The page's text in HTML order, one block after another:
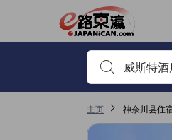
输入住宿名或关键
主页 神奈川县住